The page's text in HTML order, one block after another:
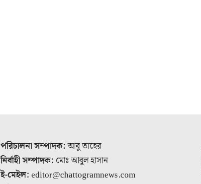
পরিচালনা সম্পাদক:আবু তাহের
নির্বাহী সম্পাদক: মোঃ আবুল হাসান
ই-মেইল:editor@chattogramnews.com